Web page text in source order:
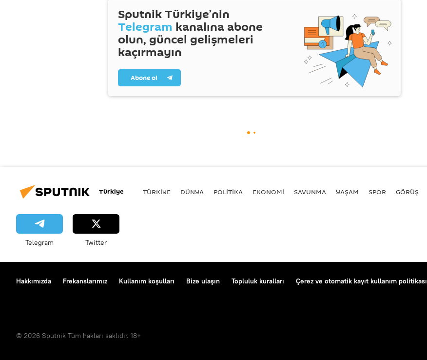
Sputnik Türkiye’nin
Telegram kanalına abone
olun, güncel gelişmeleri
kaçırmayın
Abone ol
Türkiye TÜRKIYE DÜNYA POLİTİKA EKONOMİ SAVUNMA YAŞAM SPOR GÖRÜŞ
Telegram Twitter
Hakkımızda Frekanslarımız Kullanım koşulları Bize ulaşın Topluluk kuralları Çerez ve otomatik kayıt kullanım politikası
© 2026 Sputnik Tüm hakları saklıdır. 18+